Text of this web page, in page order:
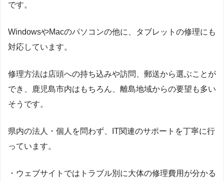
です。
WindowsやMacのパソコンの他に、タブレットの修理にも
対応しています。
修理方法は店頭への持ち込みや訪問、郵送から選ぶことが
でき、鹿児島市内はもちろん、離島地域からの要望も多い
そうです。
県内の法人・個人を問わず、IT関連のサポートを丁寧に行
っています。
・ウェブサイトではトラブル別に大体の修理費用が分かる